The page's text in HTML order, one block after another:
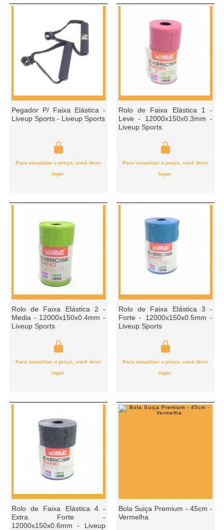
Pegador P/ Faixa Elástica -
Liveup Sports - Liveup Sports
Para visualizar o preço, você deve
logar.
Rolo de Faixa Elástica 1 -
Leve - 12000x150x0.3mm -
Liveup Sports
Para visualizar o preço, você deve
logar.
Rolo de Faixa Elástica 2 -
Media - 12000x150x0.4mm -
Liveup Sports
Para visualizar o preço, você deve
logar.
Rolo de Faixa Elástica 3 -
Forte - 12000x150x0.5mm -
Liveup Sports
Para visualizar o preço, você deve
logar.
Rolo de Faixa Elástica 4 -
Extra Forte -
12000x150x0.6mm - Liveup
Bola Suiça Premium - 45cm -
Vermelha